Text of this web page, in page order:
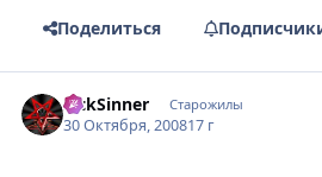
Поделиться
SickSinner Старожилы
30 Октября, 200817 г